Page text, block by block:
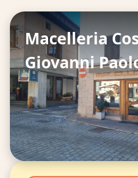
Macelleria
Giovanni